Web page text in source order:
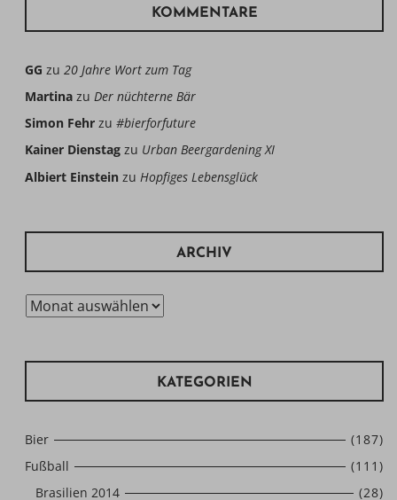
KOMMENTARE
GG zu 20 Jahre Wort zum Tag
Martina zu Der nüchterne Bär
Simon Fehr zu #bierforfuture
Kainer Dienstag zu Urban Beergardening XI
Albiert Einstein zu Hopfiges Lebensglück
ARCHIV
Archiv
KATEGORIEN
Bier
(187)
Fußball
(111)
Brasilien 2014
(28)